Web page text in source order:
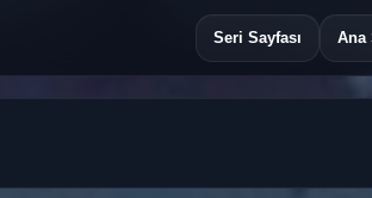
Seri Sayfası Ana